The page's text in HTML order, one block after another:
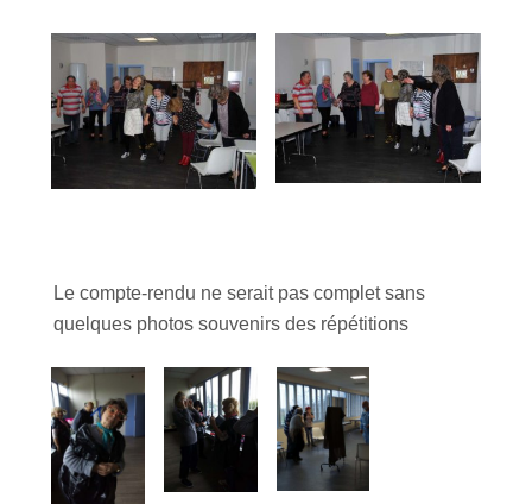
Le compte-rendu ne serait pas complet sans
quelques photos souvenirs des répétitions